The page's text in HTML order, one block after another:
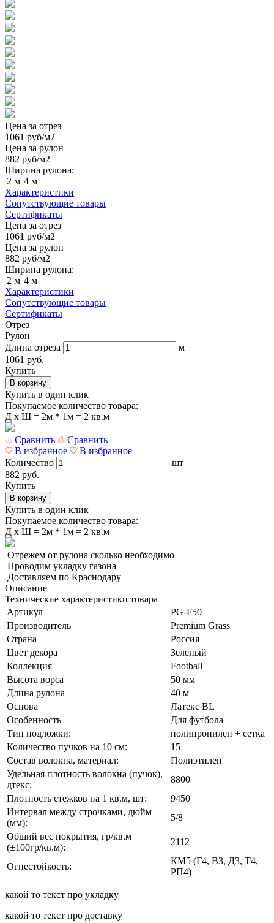
Цена за отрез
1061 руб/м2
Цена за рулон
882 руб/м2
Ширина рулона:
2 м 4 м
Характеристики
Сопутствующие товары
Сертификаты
Цена за отрез
1061 руб/м2
Цена за рулон
882 руб/м2
Ширина рулона:
2 м 4 м
Характеристики
Сопутствующие товары
Сертификаты
Отрез
Рулон
Длина отреза
м
1061 руб.
Купить
В корзину
Купить в один клик
Покупаемое количество товара:
Д x Ш = 2м * 1м = 2 кв.м
Сравнить
Сравнить
В избранное
В избранное
Количество
шт
882 руб.
Купить
В корзину
Купить в один клик
Покупаемое количество товара:
Д x Ш = 2м * 1м = 2 кв.м
Отрежем от рулона сколько необходимо
Проводим укладку газона
Доставляем по Краснодару
Описание
Технические характеристики товара
Артикул
PG-F50
Производитель
Premium Grass
Страна
Россия
Цвет декора
Зеленый
Коллекция
Football
Высота ворса
50 мм
Длина рулона
40 м
Основа
Латекс BL
Особенность
Для футбола
Тип подложки:
полипропилен + сетка
Количество пучков на 10 см:
15
Состав волокна, материал:
Полиэтилен
Удельная плотность волокна (пучок),
дтекс:
8800
Плотность стежков на 1 кв.м, шт:
9450
Интервал между строчками, дюйм
(мм):
5/8
Общий вес покрытия, гр/кв.м
(±100гр/кв.м):
2112
Огнестойкость:
КМ5 (Г4, В3, Д3, Т4,
РП4)
какой то текст про укладку
какой то текст про доставку